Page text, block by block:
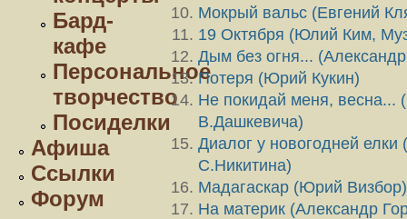
Бард-
кафе
Персональное
творчество
Посиделки
Афиша
Ссылки
Форум
Мокрый вальс (Евгений
19 Октября (Юлий Ким,
Дым без огня...
Потеря (Юрий Кукин)
Не покидай меня,
В.Дашкевича)
Диалог у новогодней
С.Никитина)
Мадагаскар (Юрий Визбор)
На материк (Александр